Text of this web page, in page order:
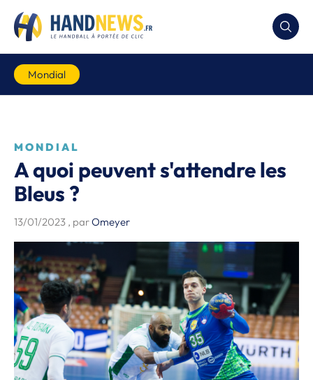
Mondial
MONDIAL
A quoi peuvent s'attendre les
Bleus ?
13/01/2023 , parOmeyer